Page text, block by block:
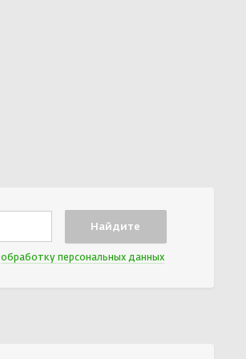
обработку персональных данных